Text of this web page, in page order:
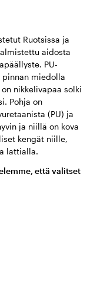
Ruotsissa ja
aidosta
PU-
miedolla
nikkelivapaa solki
Pohja on
(PU) ja
ja niillä on kova
kengät niille,
lattialla.
että valitset